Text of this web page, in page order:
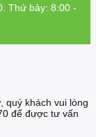
Thứ bảy: 8:00 -
quý khách vui lòng
để được tư vấn